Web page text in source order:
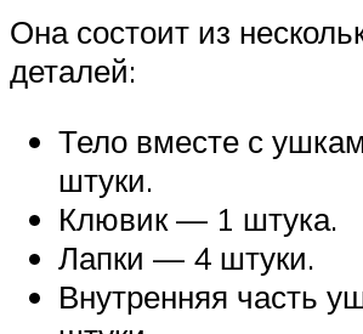
Она состоит из
деталей:
Тело вместе с
штуки.
Клювик — 1 штука.
Лапки — 4 штуки.
Внутренняя часть